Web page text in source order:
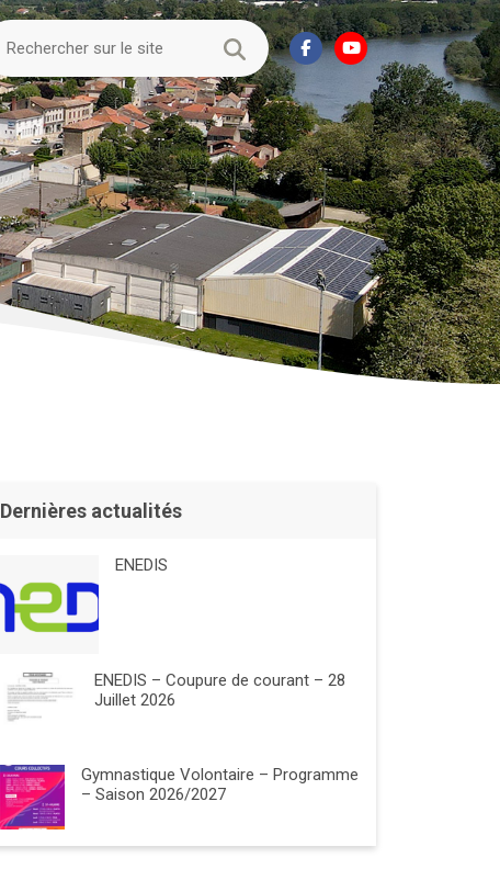
Dernières actualités
ENEDIS
ENEDIS – Coupure de courant – 28
Juillet 2026
Gymnastique Volontaire – Programme
– Saison 2026/2027